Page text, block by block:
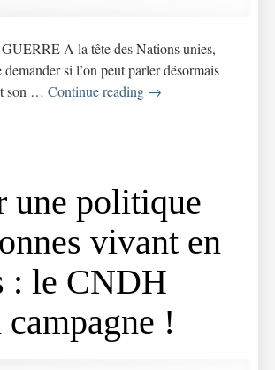
A la tête des Nations unies,
si l’on peut parler désormais
son … Continue reading →
une politique
vivant en
: le CNDH
!